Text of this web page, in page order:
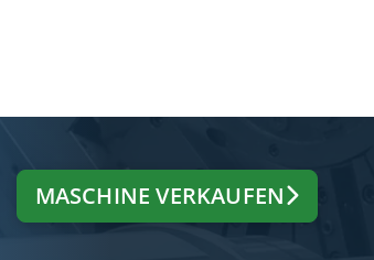
MASCHINE VERKAUFEN